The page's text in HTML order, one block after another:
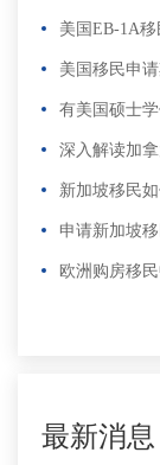
美国EB-1A
美国移民申
有美国硕士
深入解读加
新加坡移民
申请新加坡
欧洲购房移
最新消息